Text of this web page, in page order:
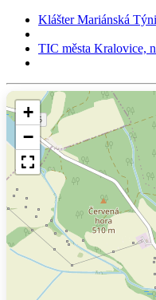
Klášter Mariánská
TIC města Kralovice,
+
−